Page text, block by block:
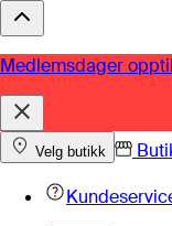
Medlemsdager
Velg butikk